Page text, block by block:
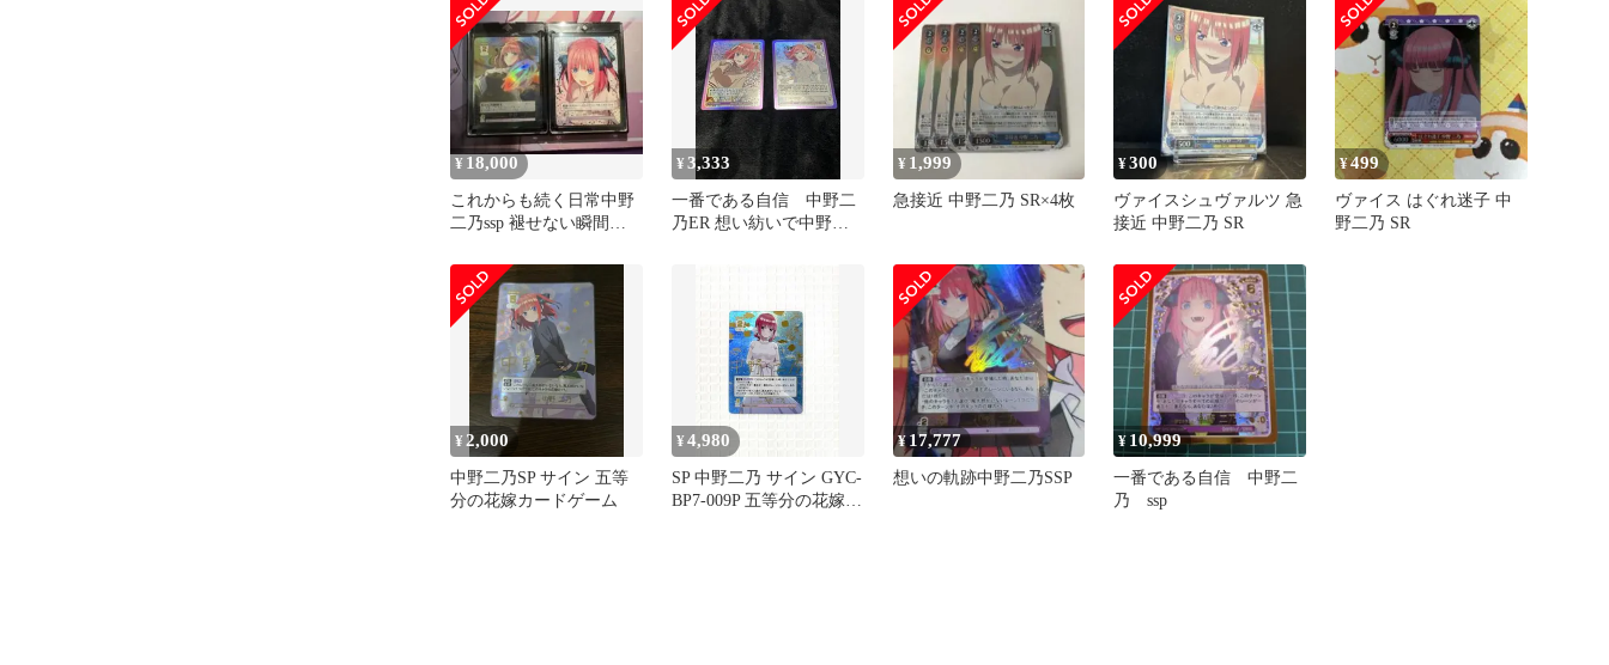
¥ 18,000
これからも続く日常中野
二乃ssp 褪せない瞬間中
¥3,333
一番である自信 中野二
乃ER 想い紡いで中野二
¥ 1,999
急接近 中野二乃 SR×4枚
¥300
ヴァイスシュヴァルツ 急
接近 中野二乃 SR
¥499
ヴァイス はぐれ迷子 中
野二乃 SR
¥ 2,000
中野二乃SP サイン 五等
分の花嫁カードゲーム
¥4,980
SP 中野二乃 サイン GYC-
BP7-009P 五等分の花嫁
¥ 17,777
想いの軌跡中野二乃SSP
¥ 10,999
一番である自信 中野二
乃 ssp